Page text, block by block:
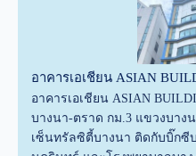
อาคารเอเชียน ASIAN
อาคารเอเชียน ASIAN
บางนา-ตราด กม.3 แขวงบาง
เซ็นทรัลซิตี้บางนา ติดกับบิ๊กซี